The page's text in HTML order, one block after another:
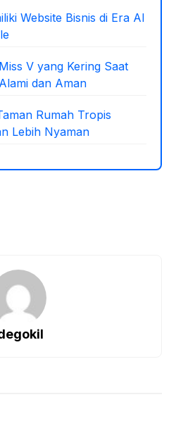
Website Bisnis di Era AI
V yang Kering Saat
dan Aman
Rumah Tropis
Lebih Nyaman